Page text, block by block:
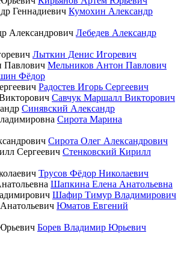
Кумохин Александр
Лебедев Александр
Лыткин Денис Игоревич
Мельников Антон Павлович
Фёдор
Радостев Игорь Сергеевич
Савчук Маршалл Викторович
Синявский Александр
Сирота Марина
Сирота Олег Александрович
Стенковский Кирилл
Трусов Фёдор Николаевич
Шапкина Елена Анатольевна
Шафир Тимур Владимирович
Юматов Евгений
Борев Владимир Юрьевич